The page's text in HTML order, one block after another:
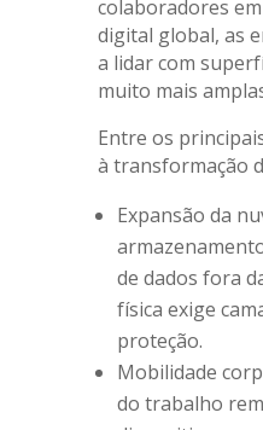
colaboradores
digital global, as
a lidar com
muito mais
Entre os
à transformação
Expansão da
de dados fora
física exige
proteção.
Mobilidade
do trabalho